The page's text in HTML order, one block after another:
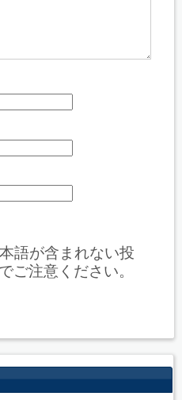
語が含まれない投
ご注意ください。